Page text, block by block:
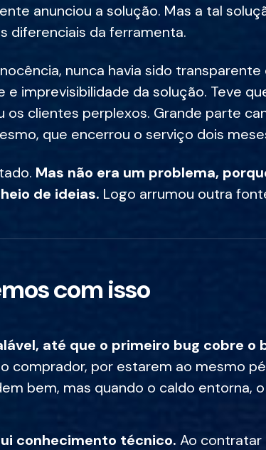
anunciou a solução. Mas a tal
diferenciais da ferramenta.
nunca havia sido
imprevisibilidade da solução. Teve
os clientes perplexos. Grande parte
que encerrou o serviço dois
Mas não era um problema,
de ideias. Logo arrumou outra
com isso
até que o primeiro bug cobre o
comprador, por estarem ao mesmo
bem, mas quando o caldo entorna,
conhecimento técnico. Ao contratar